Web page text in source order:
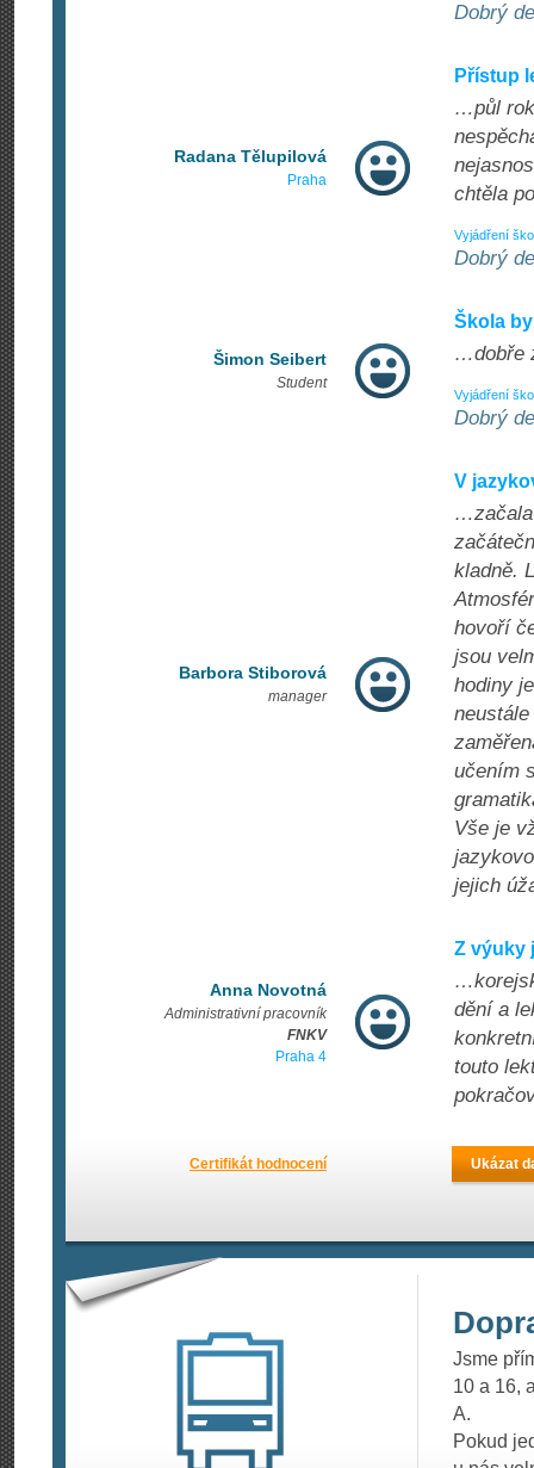
Dobrý
Radana Tělupilová
Praha
Přístup
…půl
chtěla
Vyjádření
Dobrý
Šimon Seibert
Student
Škola
…dobře
Vyjádření
Dobrý
Barbora Stiborová
manager
V
…začala
kladně.
hovoří
jsou
hodiny
učením
Vše je
jejich
Anna Novotná
Administrativní pracovník
FNKV
Praha 4
Z výuky
dění a
touto
Certifikát hodnocení Ukázat
Jsme
10 a 16,
A.
Pokud